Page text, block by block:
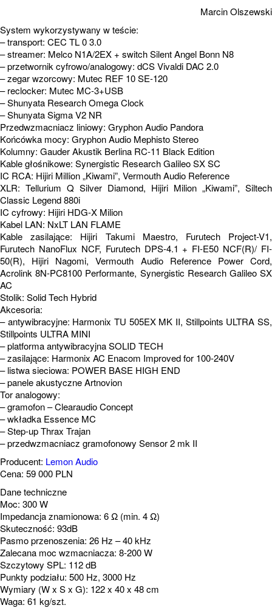
Marcin Olszewski
System wykorzystywany w teście:
– transport: CEC TL 0 3.0
– streamer: Melco N1A/2EX + switch Silent Angel Bonn N8
– przetwornik cyfrowo/analogowy: dCS Vivaldi DAC 2.0
– zegar wzorcowy: Mutec REF 10 SE-120
– reclocker: Mutec MC-3+USB
– Shunyata Research Omega Clock
– Shunyata Sigma V2 NR
Przedwzmacniacz liniowy: Gryphon Audio Pandora
Końcówka mocy: Gryphon Audio Mephisto Stereo
Kolumny: Gauder Akustik Berlina RC-11 Black Edition
Kable głośnikowe: Synergistic Research Galileo SX SC
IC RCA: Hijiri Million „Kiwami”, Vermouth Audio Reference
XLR: Tellurium Q Silver Diamond, Hijiri Milion „Kiwami”, Siltech
Classic Legend 880i
IC cyfrowy: Hijiri HDG-X Milion
Kabel LAN: NxLT LAN FLAME
Kable zasilające: Hijiri Takumi Maestro, Furutech Project-V1,
Furutech NanoFlux NCF, Furutech DPS-4.1 + FI-E50 NCF(R)/ FI-
50(R), Hijiri Nagomi, Vermouth Audio Reference Power Cord,
Acrolink 8N-PC8100 Performante, Synergistic Research Galileo SX
AC
Stolik: Solid Tech Hybrid
Akcesoria:
– antywibracyjne: Harmonix TU 505EX MK II, Stillpoints ULTRA SS,
Stillpoints ULTRA MINI
– platforma antywibracyjna SOLID TECH
– zasilające: Harmonix AC Enacom Improved for 100-240V
– listwa sieciowa: POWER BASE HIGH END
– panele akustyczne Artnovion
Tor analogowy:
– gramofon – Clearaudio Concept
– wkładka Essence MC
– Step-up Thrax Trajan
– przedwzmacniacz gramofonowy Sensor 2 mk II
Producent: Lemon Audio
Cena: 59 000 PLN
Dane techniczne
Moc: 300 W
Impedancja znamionowa: 6 Ω (min. 4 Ω)
Skuteczność: 93dB
Pasmo przenoszenia: 26 Hz – 40 kHz
Zalecana moc wzmacniacza: 8-200 W
Szczytowy SPL: 112 dB
Punkty podziału: 500 Hz, 3000 Hz
Wymiary (W x S x G): 122 x 40 x 48 cm
Waga: 61 kg/szt.